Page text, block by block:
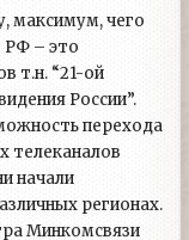
максимум, чего
РФ – это
т.н. “21-ой
России”.
перехода
телеканалов
начали
регионах.
Минкомсвязи